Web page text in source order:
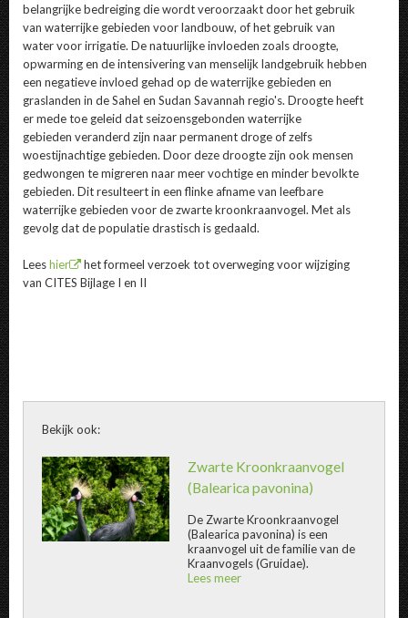
belangrijke bedreiging die wordt veroorzaakt door het gebruik
van waterrijke gebieden voor landbouw, of het gebruik van
water voor irrigatie. De natuurlijke invloeden zoals droogte,
opwarming en de intensivering van menselijk landgebruik hebben
een negatieve invloed gehad op de waterrijke gebieden en
graslanden in de Sahel en Sudan Savannah regio's. Droogte heeft
er mede toe geleid dat seizoensgebonden waterrijke
gebieden veranderd zijn naar permanent droge of zelfs
woestijnachtige gebieden. Door deze droogte zijn ook mensen
gedwongen te migreren naar meer vochtige en minder bevolkte
gebieden. Dit resulteert in een flinke afname van leefbare
waterrijke gebieden voor de zwarte kroonkraanvogel. Met als
gevolg dat de populatie drastisch is gedaald.
Leeshier
het formeel verzoek tot overweging voor wijziging
van CITES Bijlage I en II
Bekijk ook:
Zwarte Kroonkraanvogel " title="
Zwarte Kroonkraanvogel
(Balearica pavonina)
De Zwarte Kroonkraanvogel
(Balearica pavonina) is een
kraanvogel uit de familie van de
Kraanvogels (Gruidae).
Lees meer